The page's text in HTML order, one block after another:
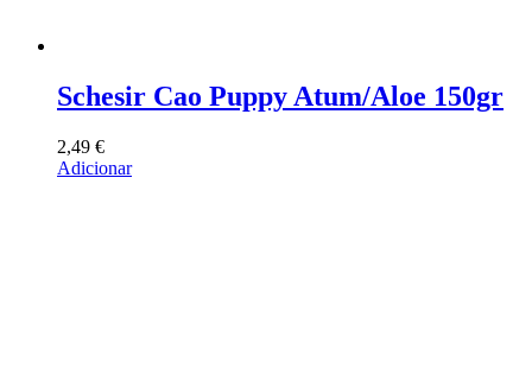
Schesir Cao Puppy Atum/Aloe 150gr
2,49 €
Adicionar